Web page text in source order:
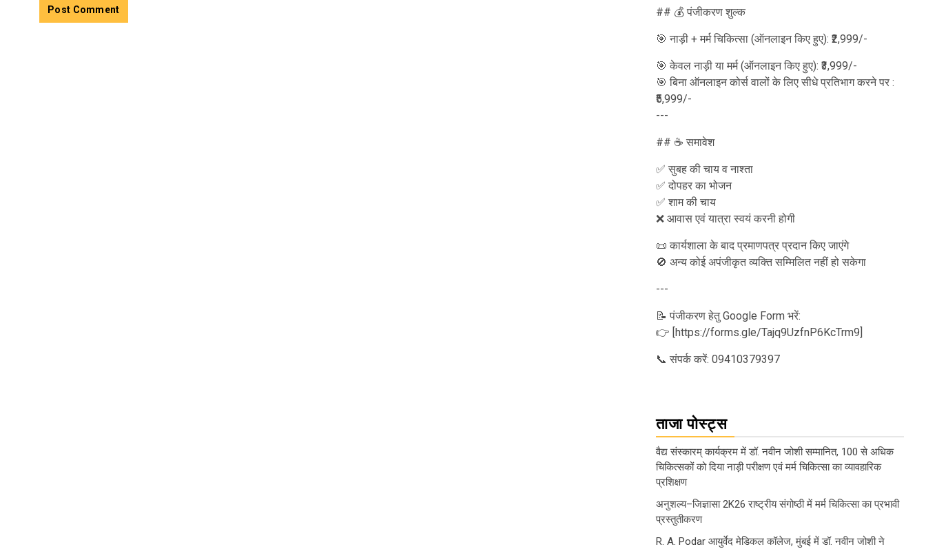
## 💰 पंजीकरण शुल्क
🎯 नाड़ी + मर्म चिकित्सा (ऑनलाइन किए हुए): ₹2,999/-
🎯 केवल नाड़ी या मर्म (ऑनलाइन किए हुए): ₹3,999/-
🎯 बिना ऑनलाइन कोर्स वालों के लिए सीधे प्रतिभाग करने पर :
₹5,999/-
---
## ☕ समावेश
✅ सुबह की चाय व नाश्ता
✅ दोपहर का भोजन
✅ शाम की चाय
❌ आवास एवं यात्रा स्वयं करनी होगी
📜 कार्यशाला के बाद प्रमाणपत्र प्रदान किए जाएंगे
🚫 अन्य कोई अपंजीकृत व्यक्ति सम्मिलित नहीं हो सकेगा
---
📝 पंजीकरण हेतु Google Form भरें:
👉 [https://forms.gle/Tajq9UzfnP6KcTrm9]
📞 संपर्क करें: 09410379397
ताजा पोस्ट्स
वैद्य संस्कारम् कार्यक्रम में डॉ. नवीन जोशी सम्मानित, 100 से अधिक
चिकित्सकों को दिया नाड़ी परीक्षण एवं मर्म चिकित्सा का व्यावहारिक
प्रशिक्षण
अनुशल्य–जिज्ञासा 2K26 राष्ट्रीय संगोष्ठी में मर्म चिकित्सा का प्रभावी
प्रस्तुतीकरण
R. A. Podar आयुर्वेद मेडिकल कॉलेज, मुंबई में डॉ. नवीन जोशी ने